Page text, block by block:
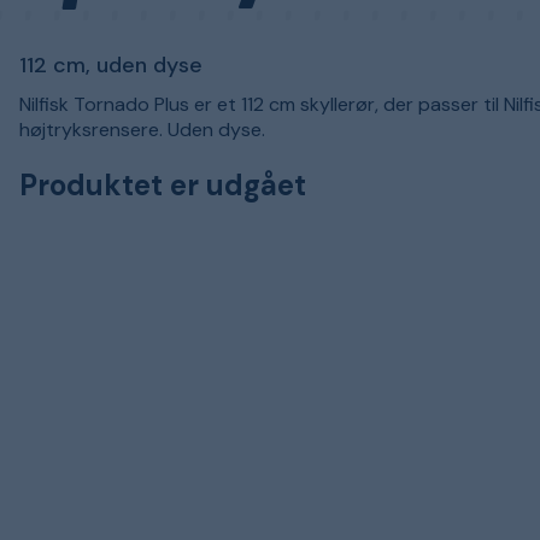
112 cm, uden dyse
Nilfisk Tornado Plus er et 112 cm skyllerør, der passer til
højtryksrensere. Uden dyse.
Produktet er udgået